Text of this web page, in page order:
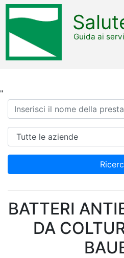
"
Guida ai
Ricerca
Azienda
BATTERI
DA